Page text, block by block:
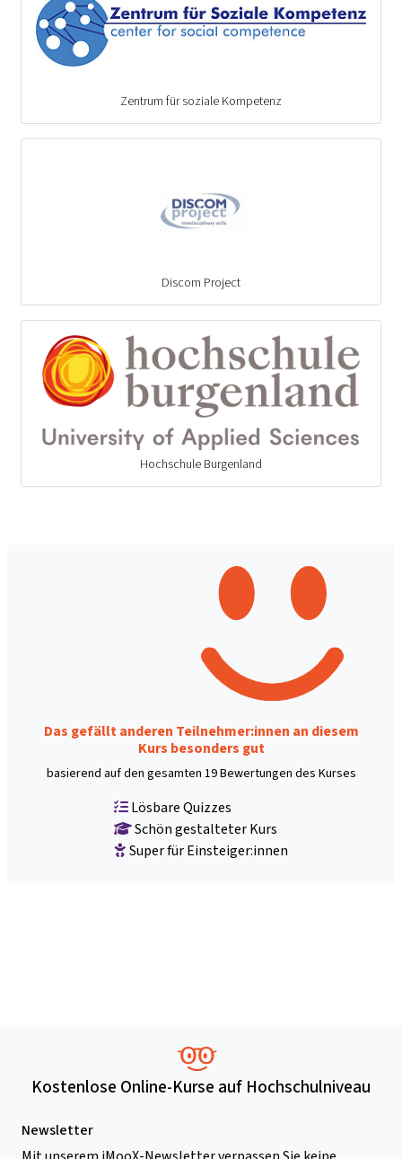
Zentrum für soziale Kompetenz
Discom Project
Hochschule Burgenland
Das gefällt anderen Teilnehmer:innen an diesem
Kurs besonders gut
basierend auf den gesamten 19 Bewertungen des Kurses
Lösbare Quizzes
Schön gestalteter Kurs
Super für Einsteiger:innen
Kostenlose Online-Kurse auf Hochschulniveau
Newsletter